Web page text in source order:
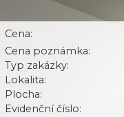
Cena:
Cena poznámka:
Typ zakázky:
Lokalita:
Plocha:
Evidenční číslo: